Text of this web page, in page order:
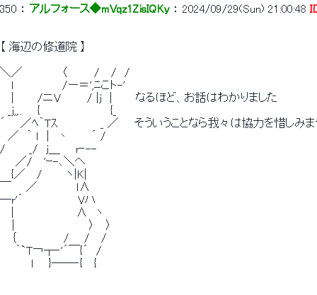
350 ： アルフォース◆mVqz1ZisIQKy ： 2024/09/29(Sun) 21:00:48
【 海辺の修道院 】
＼／　　　　　〈　　　 /　 /　/
l 　 　 　 　 /ー＝',ﾆこト-'
|　　　/ニV 　 　 / |j　|　　　なるほど、お話はわかりました
_j,,.. 　 {　　　　　　　　　{_
´ 　 ／ﾍ｀Tｽ　　　　　 _ ／　　そういうことなら我々は協力を惜しみ
／　｀ ｌ　|　丶 　 　´ /
/　　　_/　j＿　　r‐--
／/　 'ｰ-､＼ヘ
{／　 /　　　ヽ|K|
￣ 　 ／　　　　　ｌ∧
―r'´　　　　　　　Vハ
|　　　　　　　　∧　ヽ
｜　　　　　　　　　〉　 〉
｛　　　　　　/ 　 /　 /
｀`T￢┬‐'´￣{´　/
l　　}――‐{　 {